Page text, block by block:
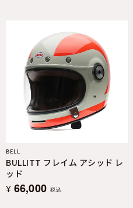
BELL
BULLITT フレイム アシッド レ
ッド
¥ 66,000 税込